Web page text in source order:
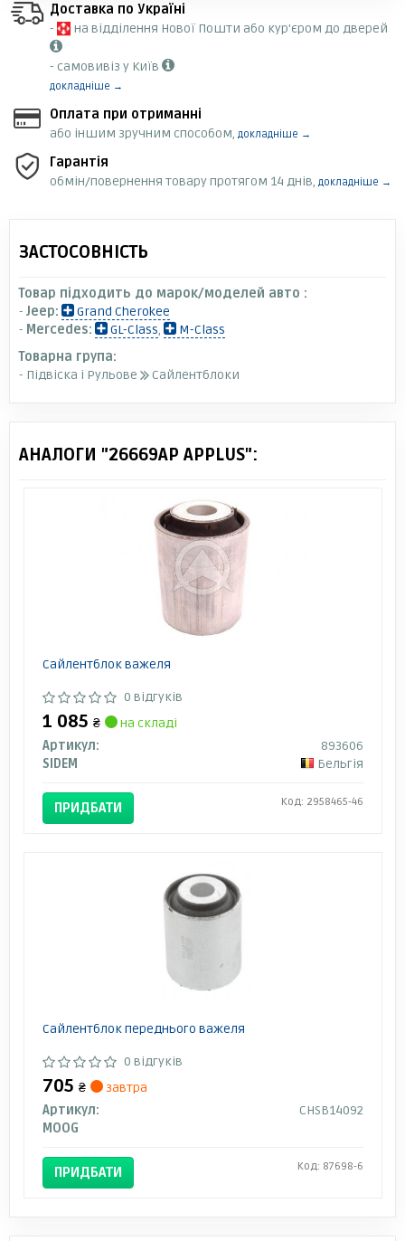
Доставка по Україні
-
на відділення Нової Пошти або кур'єром до дверей
- самовивіз у Київ
докладніше →
Оплата при отриманні
або іншим зручним способом, докладніше →
Гарантія
обмін/повернення товару протягом 14 днів, докладніше →
ЗАСТОСОВНІСТЬ
Товар підходить до марок/моделей авто :
- Jeep:
Grand Cherokee
- Mercedes: GL-Class,
M-Class
Товарна група:
- Підвіска і Рульове
Сайлентблоки
АНАЛОГИ "26669AP APPLUS":
Сайлентблок важеля
0 відгуків
1 085 ₴
на складі
Артикул:
893606
SIDEM
Бельгія
ПРИДБАТИ Код: 2958465-46
Сайлентблок переднього важеля
0 відгуків
705 ₴
завтра
Артикул:
CHSB14092
MOOG
ПРИДБАТИ Код: 87698-6